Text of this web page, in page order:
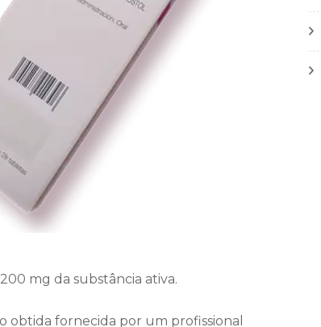
mg da substância ativa.
obtida fornecida por um profissional